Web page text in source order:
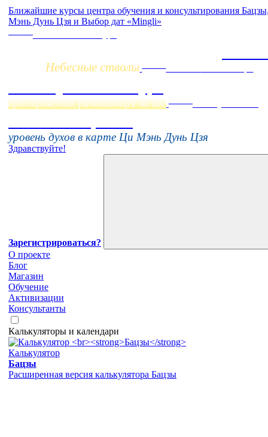
Ближайшие курсы центра обучения и консультирования
Мэнь Дунь Цзя и Выбор дат «Mingli»
Небесные стволы Начало:
пространство, работающее на вас
уровень духов в карте Ци Мэнь Дунь Цзя
Здравствуйте!
Зарегистрироваться?
О проекте
Блог
Магазин
Обучение
Активизации
Консультанты
Калькуляторы и календари
Калькулятор
Бацзы
Расширенная версия калькулятора Бацзы